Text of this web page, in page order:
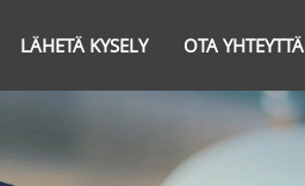
LÄHETÄ KYSELY OTA YHTEYTTÄ